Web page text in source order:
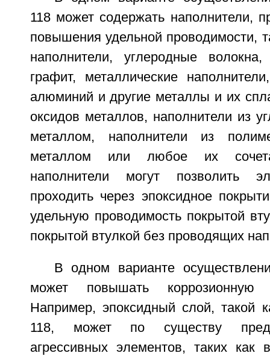
118 может содержать наполнители,
повышения удельной проводимости,
наполнители, углеродные
графит, металлические
алюминий и другие металлы и их
оксидов металлов, наполнители из
металлом, наполнители из
металлом или любое их
наполнители могут позволить
проходить через эпоксидное
удельную проводимость покрытой
покрытой втулкой без проводящих
В одном варианте
может повышать коррозионную
Например, эпоксидный слой, такой
118, может по существу
агрессивных элементов, таких